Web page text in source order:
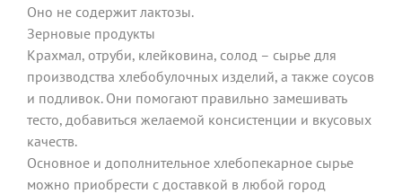
Оно не содержит лактозы.
Зерновые продукты
Крахмал, отруби, клейковина, солод – сырье для
производства хлебобулочных изделий, а также соусов
и подливок. Они помогают правильно замешивать
тесто, добавиться желаемой консистенции и вкусовых
качеств.
Основное и дополнительное хлебопекарное сырье
можно приобрести с доставкой в любой город